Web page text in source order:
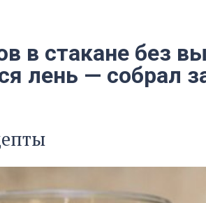
в стакане без
лень — собрал